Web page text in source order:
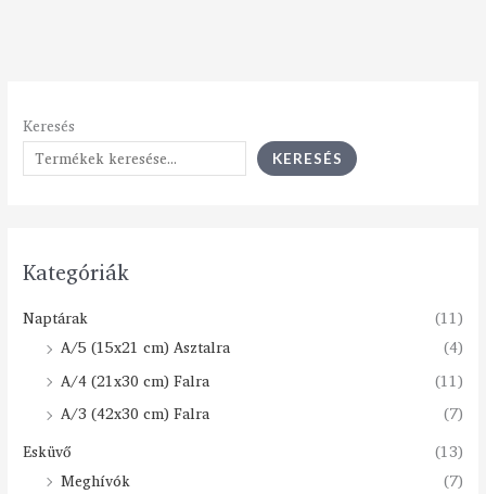
Keresés
KERESÉS
Kategóriák
Naptárak
(11)
A/5 (15x21 cm) Asztalra
(4)
A/4 (21x30 cm) Falra
(11)
A/3 (42x30 cm) Falra
(7)
Esküvő
(13)
Meghívók
(7)